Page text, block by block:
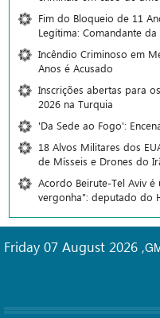
Fim do Bloqueio de 11
Legítima: Comandante
Incêndio Criminoso em
Anos é Acusado
Inscrições abertas para
2026 na Turquia
'Da Sede ao Fogo':
18 Alvos Militares dos
de Mísseis e Drones do
Acordo Beirute-Tel Aviv
vergonha": deputado do
Friday 07 August 2026 ,